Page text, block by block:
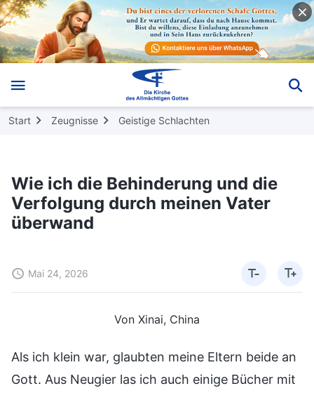
Start Zeugnisse Geistige Schlachten
Wie ich die Behinderung und die
Verfolgung durch meinen Vater
überwand
Mai 24, 2026
Von Xinai, China
Als ich klein war, glaubten meine Eltern beide an
Gott. Aus Neugier las ich auch einige Bücher mit